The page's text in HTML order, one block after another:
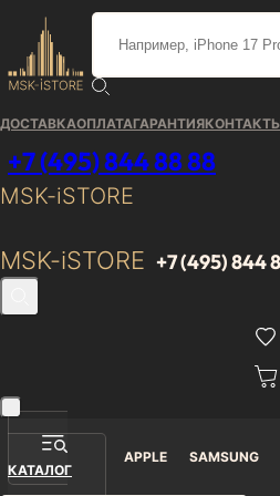
ДОСТАВКАОПЛАТАГАРАНТИЯ
+7 (495) 844 88 88
MSK-iSTORE
MSK-iSTORE +7 (495) 844
КАТАЛОГ
APPLE SAMSUNG
Каталог / Dyson / Пылесосы
Портативный пылесос
Портативный
Dyson V15
Гарантия
Портативный